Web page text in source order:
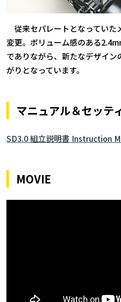
従来セパレートとなっていた
変更。ボリューム感のある
でありながら、新たなデザイ
がりとなっています。
マニュアル＆セッテ
SD3.0 組立説明書 Instruction
MOVIE